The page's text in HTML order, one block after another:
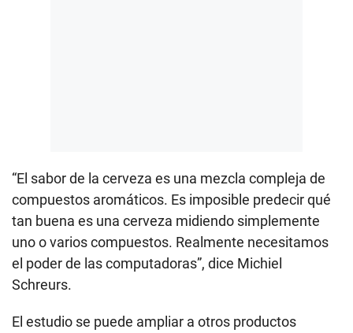
“El sabor de la cerveza es una mezcla compleja de
compuestos aromáticos. Es imposible predecir qué
tan buena es una cerveza midiendo simplemente
uno o varios compuestos. Realmente necesitamos
el poder de las computadoras”, dice Michiel
Schreurs.
El estudio se puede ampliar a otros productos